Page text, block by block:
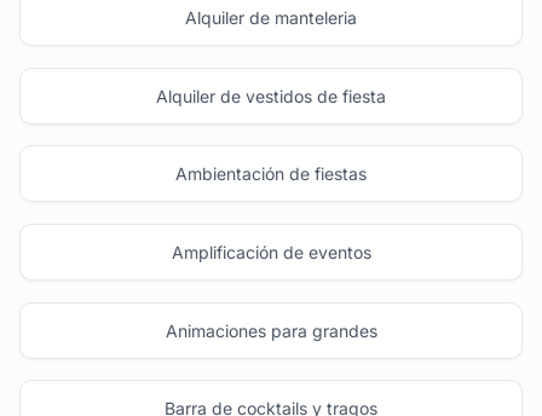
Alquiler de manteleria
Alquiler de vestidos de fiesta
Ambientación de fiestas
Amplificación de eventos
Animaciones para grandes
Barra de cocktails y tragos